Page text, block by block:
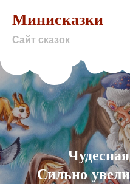
content
Минисказки
Сайт сказок
Сильно